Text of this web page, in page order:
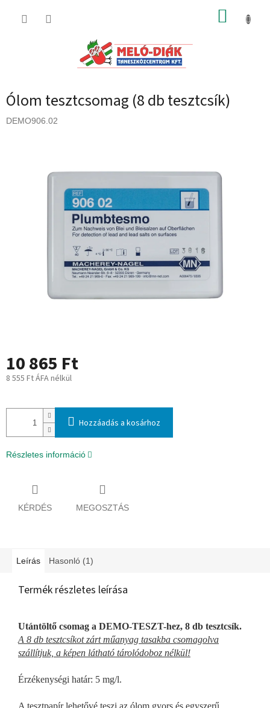
KOSÁR
Ólom tesztcsomag (8 db tesztcsík)
DEMO906.02
10 865 Ft
8 555 Ft ÁFA nélkül
Hozzáadás a kosárhoz
Részletes információ
KÉRDÉS MEGOSZTÁS
Leírás Hasonló (1)
Termék részletes leírása
Utántöltő csomag a DEMO-TESZT-hez, 8 db tesztcsík.
A 8 db tesztcsíkot zárt műanyag tasakba csomagolva
szállítjuk, a képen látható tárolódoboz nélkül!
Érzékenységi határ: 5 mg/l.
A tesztpapír lehetővé teszi az ólom gyors és egyszerű